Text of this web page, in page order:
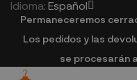
Idioma: Español
Permaneceremos
Los pedidos y las
se procesarán